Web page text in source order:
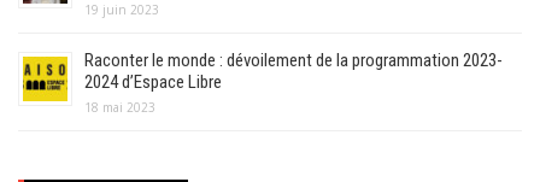
19 juin 2023
Raconter le monde : dévoilement de la programmation 2023-
2024 d’Espace Libre
18 mai 2023